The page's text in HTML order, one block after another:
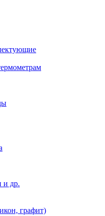
и др.
графит)